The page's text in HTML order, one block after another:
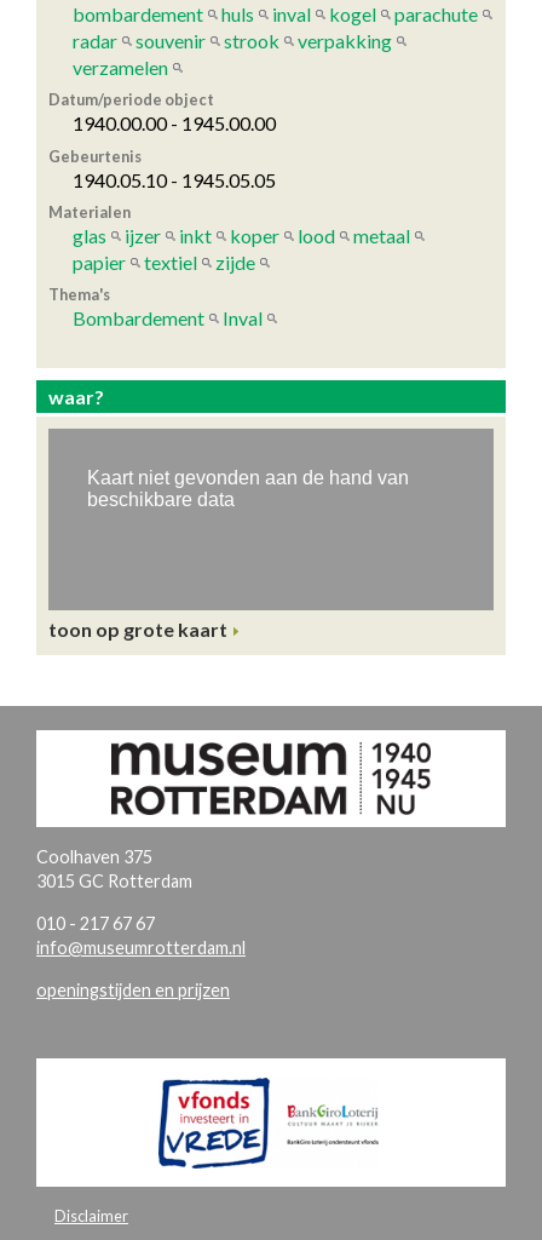
bombardement
huls inval kogel
parachute
radar
souvenir strook
verpakking
verzamelen
Datum/periode object
1940.00.00 - 1945.00.00
Gebeurtenis
1940.05.10 - 1945.05.05
Materialen
glas ijzer inkt koper lood
metaal
papier
textiel zijde
Thema's
Bombardement Inval
waar?
toon op grote kaart
Coolhaven 375
3015 GC Rotterdam
010 - 217 67 67
info@museumrotterdam.nl
openingstijden en prijzen
Disclaimer